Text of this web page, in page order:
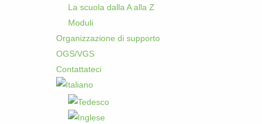
La scuola dalla A alla Z
Moduli
Organizzazione di supporto
OGS/VGS
Contattateci